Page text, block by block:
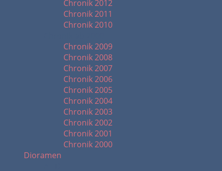
Chronik 2012
Chronik 2011
Chronik 2010
Chronik 2009
Chronik 2008
Chronik 2007
Chronik 2006
Chronik 2005
Chronik 2004
Chronik 2003
Chronik 2002
Chronik 2001
Chronik 2000
Dioramen